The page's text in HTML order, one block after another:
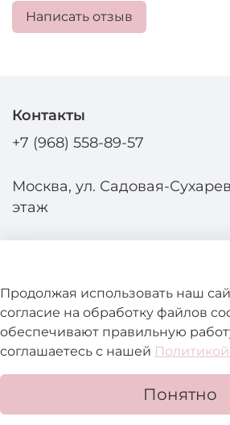
Написать отзыв
Помощь и информация
Подробнее о магазине
Контакты
+7 (968) 558-89-57
Москва, ул. Садовая-
этаж
Продолжая использовать наш
согласие на обработку файлов
обеспечивают правильную
соглашаетесь с нашей
Понятно